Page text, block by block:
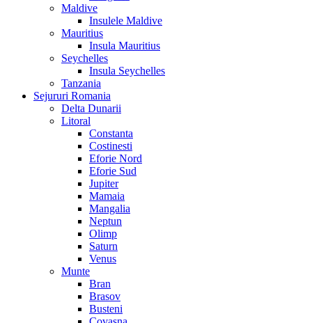
Maldive
Insulele Maldive
Mauritius
Insula Mauritius
Seychelles
Insula Seychelles
Tanzania
Sejururi Romania
Delta Dunarii
Litoral
Constanta
Costinesti
Eforie Nord
Eforie Sud
Jupiter
Mamaia
Mangalia
Neptun
Olimp
Saturn
Venus
Munte
Bran
Brasov
Busteni